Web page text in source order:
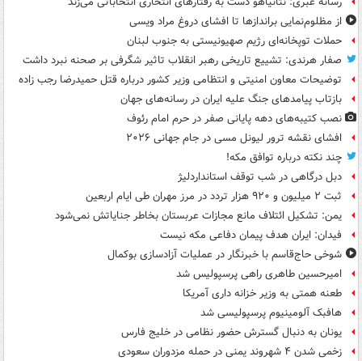
از مظلوم‌نمایی براندازها تا افشای دروغ مراد ویسی
حملات توپخانه‌ای رژیم صهیونیستی به جنوب لبنان
صفار هرندی: تشییع تاریخی رهبر انقلاب تاثیر شگرفی بر صحنه نبرد داشت
توضیحات معاون امنیتی و انتظامی وزیر کشور درباره قتل حمیدرضا رجب زاده
بازتاب پیامدهای جنگ علیه ایران در رسانه‌های جهان
نصب کتیبه‌های دهه پایانی صفر در حرم امام رئوف
افشای نقشه ترور لیونل مسی در جام جهانی ۲۰۲۶
چند نکته درباره توافق مکه!
دبل درگاهی در شب توقف استانداردلیژ
ثبت ۲ میلیون و ۹۲۰ هزار تردد در مرز مهران طی ایام اربعین
یمن: تشکیل ائتلاف مانع مجازات عربستان بخاطر جنایاتش نمی‌شود
فیدان: ایران هدف پیمان دفاعی مکه نیست
شوخی حاج‌قاسم با خبرنگار در عملیات آزادسازی بوکمال
امیرحسین طاهری راهی پرسپولیس شد
طعنه همتی به وزیر خزانه داری آمریکا
هافبک آلومینیوم پرسپولیسی شد
یونان به دنبال گسترش حضور نظامی در خلیج فارس
زخمی شدن ۴ شهروند یمنی در حمله مزدوران سعودی